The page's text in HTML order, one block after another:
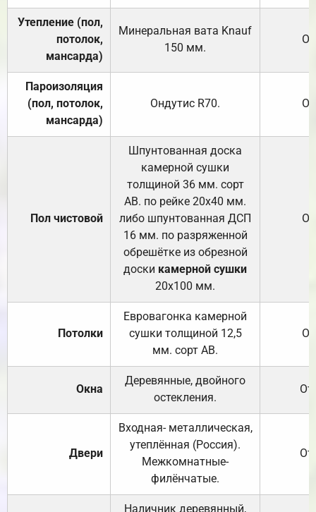
Утепление (пол,
потолок,
мансарда)
Минеральная вата Knauf
150 мм.
Пароизоляция
(пол, потолок,
мансарда)
Ондутис R70.
Пол чистовой
Шпунтованная доска
камерной сушки
толщиной 36 мм. сорт
АВ. по рейке 20х40 мм.
либо шпунтованная ДСП
16 мм. по разряженной
обрешётке из обрезной
доски камерной сушки
20х100 мм.
Потолки
Евровагонка камерной
сушки толщиной 12,5
мм. сорт АВ.
Окна
Деревянные, двойного
остекления.
Двери
Входная- металлическая,
утеплённая (Россия).
Межкомнатные-
филёнчатые.
Наличник деревянный,